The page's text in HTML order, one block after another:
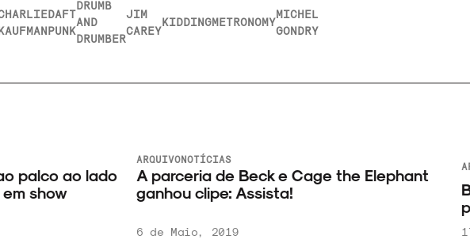
DAFT
PUNK
DRUMB
AND
DRUMBER
JIM
CAREY
KIDDINGMETRONOMY
MICHEL
GONDRY
palco ao lado
show
ARQUIVONOTÍCIAS
A parceria de Beck e Cage the Elephant
ganhou clipe: Assista!
6 de Maio, 2019